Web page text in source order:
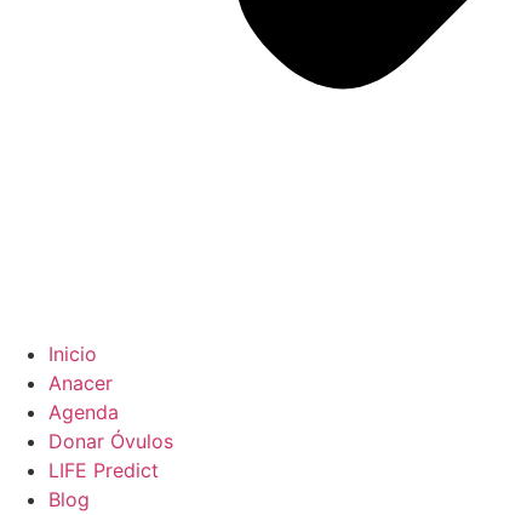
Inicio
Anacer
Agenda
Donar Óvulos
LIFE Predict
Blog